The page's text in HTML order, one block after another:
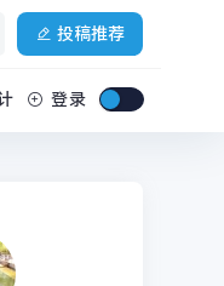
投稿推荐
登录